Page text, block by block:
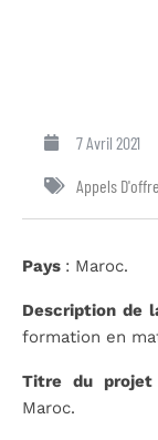
7 Avril 2021
Appels
Pays : Maroc.
Description de
formation en
Titre du projet
Maroc.